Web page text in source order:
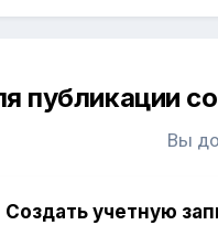
публикации
Вы
Создать учетную